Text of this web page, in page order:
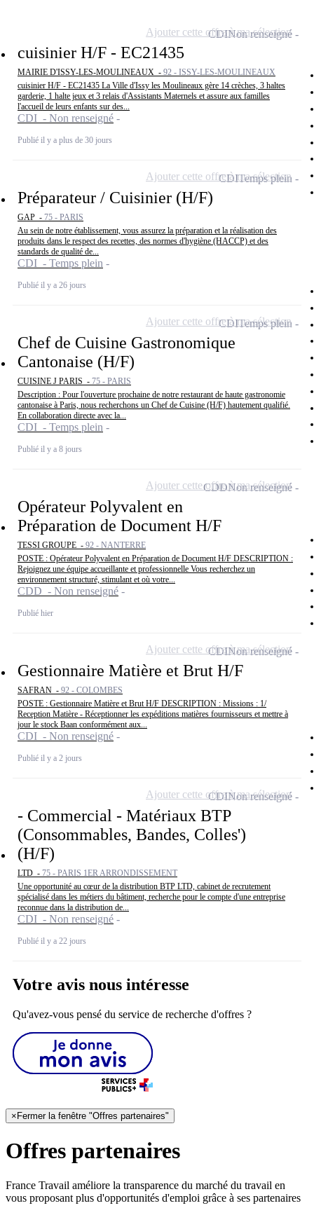
cuisinier H/F - EC21435
MAIRIE D'ISSY-LES-MOULINEAUX - 92 - ISSY-LES-MOULINEAUX
cuisinier H/F - EC21435 La Ville d'Issy les Moulineaux gère 14 crèches, 3 haltes
garderie, 1 halte jeux et 3 relais d'Assistants Maternels et assure aux familles
l'accueil de leurs enfants sur des...
CDI - Non renseigné
Publié il y a plus de 30 jours
CDINon renseigné
Ajouter cette offre à ma sélection
Préparateur / Cuisinier (H/F)
GAP - 75 - PARIS
Au sein de notre établissement, vous assurez la préparation et la réalisation des
produits dans le respect des recettes, des normes d'hygiène (HACCP) et des
standards de qualité de...
CDI - Temps plein
Publié il y a 26 jours
CDITemps plein
Ajouter cette offre à ma sélection
Chef de Cuisine Gastronomique
Cantonaise (H/F)
CUISINE J PARIS - 75 - PARIS
Description : Pour l'ouverture prochaine de notre restaurant de haute gastronomie
cantonaise à Paris, nous recherchons un Chef de Cuisine (H/F) hautement qualifié.
En collaboration directe avec la...
CDI - Temps plein
Publié il y a 8 jours
CDITemps plein
Ajouter cette offre à ma sélection
Opérateur Polyvalent en
Préparation de Document H/F
TESSI GROUPE - 92 - NANTERRE
POSTE : Opérateur Polyvalent en Préparation de Document H/F DESCRIPTION :
Rejoignez une équipe accueillante et professionnelle Vous recherchez un
environnement structuré, stimulant et où votre...
CDD - Non renseigné
Publié hier
CDDNon renseigné
Ajouter cette offre à ma sélection
Gestionnaire Matière et Brut H/F
SAFRAN - 92 - COLOMBES
POSTE : Gestionnaire Matière et Brut H/F DESCRIPTION : Missions : 1/
Reception Matière - Réceptionner les expéditions matières fournisseurs et mettre à
jour le stock Baan conformément aux...
CDI - Non renseigné
Publié il y a 2 jours
CDINon renseigné
Ajouter cette offre à ma sélection
- Commercial - Matériaux BTP
(Consommables, Bandes, Colles')
(H/F)
LTD - 75 - PARIS 1ER ARRONDISSEMENT
Une opportunité au cœur de la distribution BTP LTD, cabinet de recrutement
spécialisé dans les métiers du bâtiment, recherche pour le compte d'une entreprise
reconnue dans la distribution de...
CDI - Non renseigné
Publié il y a 22 jours
CDINon renseigné
Ajouter cette offre à ma sélection
Votre avis nous intéresse
Qu'avez-vous pensé du service de recherche d'offres ?
× Fermer la fenêtre "Offres partenaires"
Offres partenaires
France Travail améliore la transparence du marché du travail en
vous proposant plus d'opportunités d'emploi grâce à ses partenaires